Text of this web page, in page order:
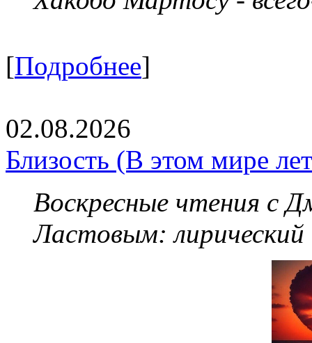
[Подробнее]
02.08.2026
Близость (В этом мире
Воскресные чтения с
Ластовым: